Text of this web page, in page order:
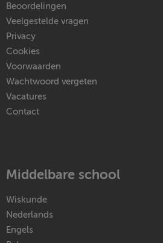
Beoordelingen
Veelgestelde vragen
Privacy
Cookies
Voorwaarden
Wachtwoord vergeten
Vacatures
Contact
Middelbare school
Wiskunde
Nederlands
Engels